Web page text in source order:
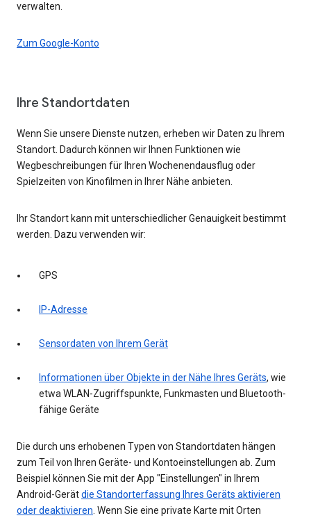
verwalten.
Zum Google-Konto
Ihre Standortdaten
Wenn Sie unsere Dienste nutzen, erheben wir Daten zu Ihrem
Standort. Dadurch können wir Ihnen Funktionen wie
Wegbeschreibungen für Ihren Wochenendausflug oder
Spielzeiten von Kinofilmen in Ihrer Nähe anbieten.
Ihr Standort kann mit unterschiedlicher Genauigkeit bestimmt
werden. Dazu verwenden wir:
GPS
IP-Adresse
Sensordaten von Ihrem Gerät
Informationen über Objekte in der Nähe Ihres Geräts, wie
etwa WLAN-Zugriffspunkte, Funkmasten und Bluetooth-
fähige Geräte
Die durch uns erhobenen Typen von Standortdaten hängen
zum Teil von Ihren Geräte- und Kontoeinstellungen ab. Zum
Beispiel können Sie mit der App "Einstellungen" in Ihrem
Android-Gerätdie Standorterfassung Ihres Geräts aktivieren
oder deaktivieren. Wenn Sie eine private Karte mit Orten